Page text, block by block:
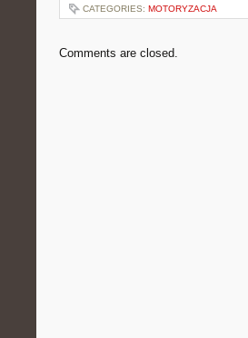
CATEGORIES: MOTORYZACJA
Comments are closed.